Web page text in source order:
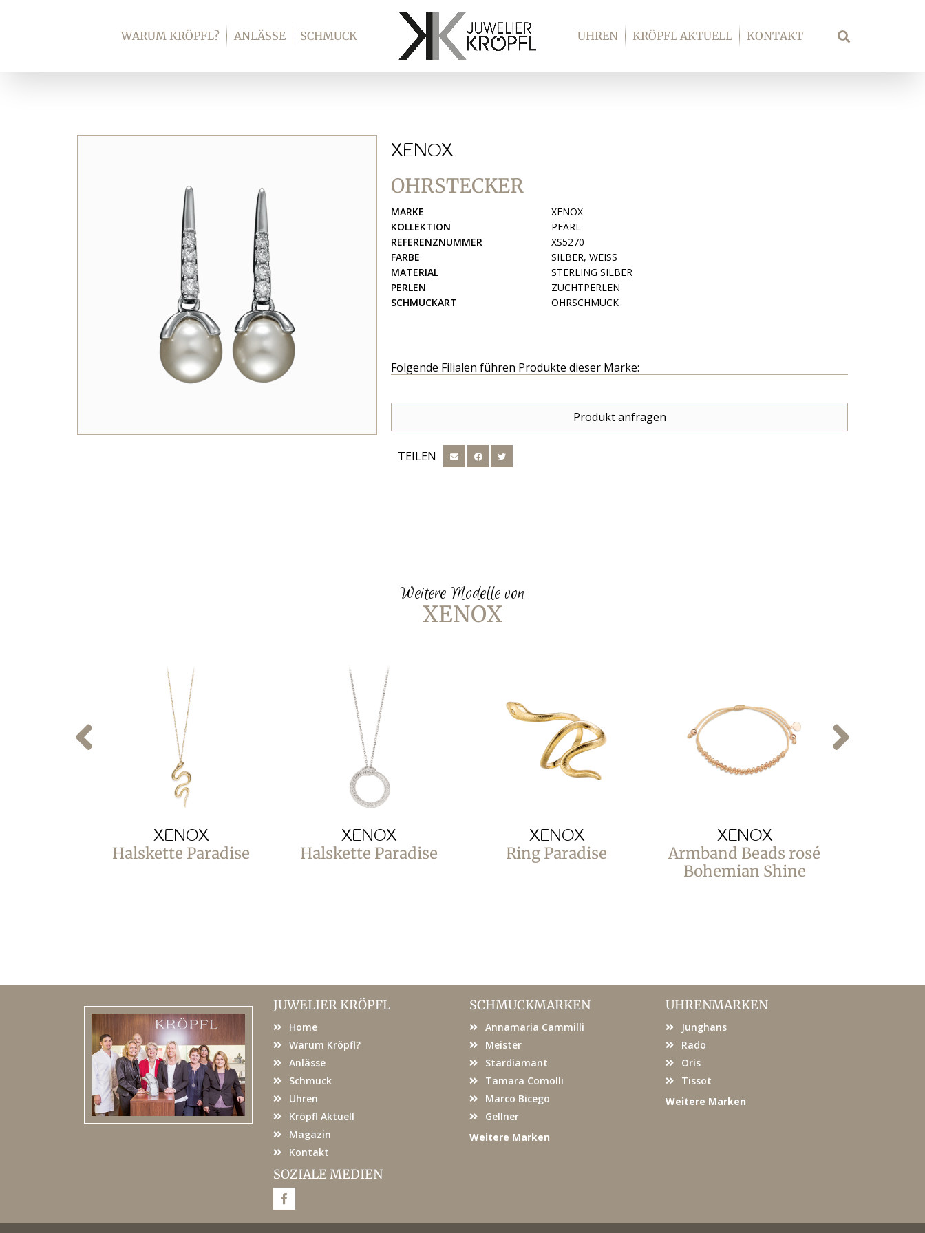
WARUM KRÖPFL? ANLÄSSE SCHMUCK UHREN KRÖPFL AKTUELL KONTAKT Suche
XENOX
OHRSTECKER
MARKE
XENOX
KOLLEKTION
PEARL
REFERENZNUMMER
XS5270
FARBE
SILBER, WEISS
MATERIAL
STERLING SILBER
PERLEN
ZUCHTPERLEN
SCHMUCKART
OHRSCHMUCK
Folgende Filialen führen Produkte dieser Marke:
Produkt anfragen
TEILEN
Weitere Modelle von
XENOX
XENOX
Halskette Paradise
XENOX
Halskette Paradise
XENOX
Ring Paradise
XENOX
Armband Beads rosé
Bohemian Shine
JUWELIER KRÖPFL
Home
Warum Kröpfl?
Anlässe
Schmuck
Uhren
Kröpfl Aktuell
Magazin
Kontakt
SOZIALE MEDIEN
F
a
e
SCHMUCKMARKEN
Annamaria Cammilli
Meister
Stardiamant
Tamara Comolli
Marco Bicego
Gellner
Weitere Marken
UHRENMARKEN
Junghans
Rado
Oris
Tissot
Weitere Marken